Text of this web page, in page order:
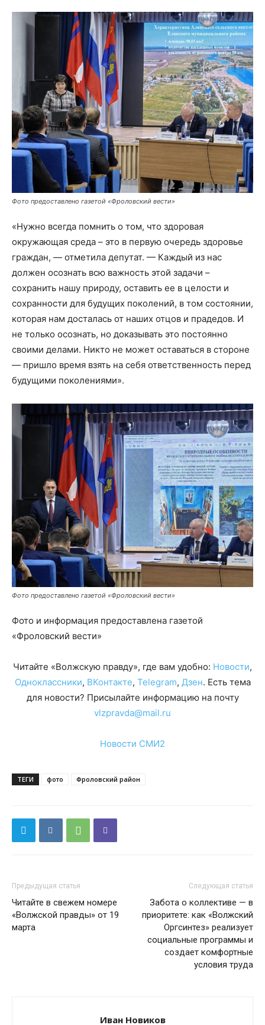
Фото предоставлено газетой «Фроловский вести»
«Нужно всегда помнить о том, что здоровая
окружающая среда – это в первую очередь здоровье
граждан, — отметила депутат. — Каждый из нас
должен осознать всю важность этой задачи –
сохранить нашу природу, оставить ее в целости и
сохранности для будущих поколений, в том состоянии,
которая нам досталась от наших отцов и прадедов. И
не только осознать, но доказывать это постоянно
своими делами. Никто не может оставаться в стороне
— пришло время взять на себя ответственность перед
будущими поколениями».
Фото предоставлено газетой «Фроловский вести»
Фото и информация предоставлена газетой
«Фроловский вести»
Читайте «Волжскую правду», где вам удобно: Новости,
Одноклассники, ВКонтакте, Telegram, Дзен. Есть тема
для новости? Присылайте информацию на почту
vlzpravda@mail.ru
Новости СМИ2
ТЕГИ фото Фроловский район
Предыдущая статья
Читайте в свежем номере
«Волжской правды» от 19
марта
Следующая статья
Забота о коллективе — в
приоритете: как «Волжский
Оргсинтез» реализует
социальные программы и
создает комфортные
условия труда
Иван Новиков